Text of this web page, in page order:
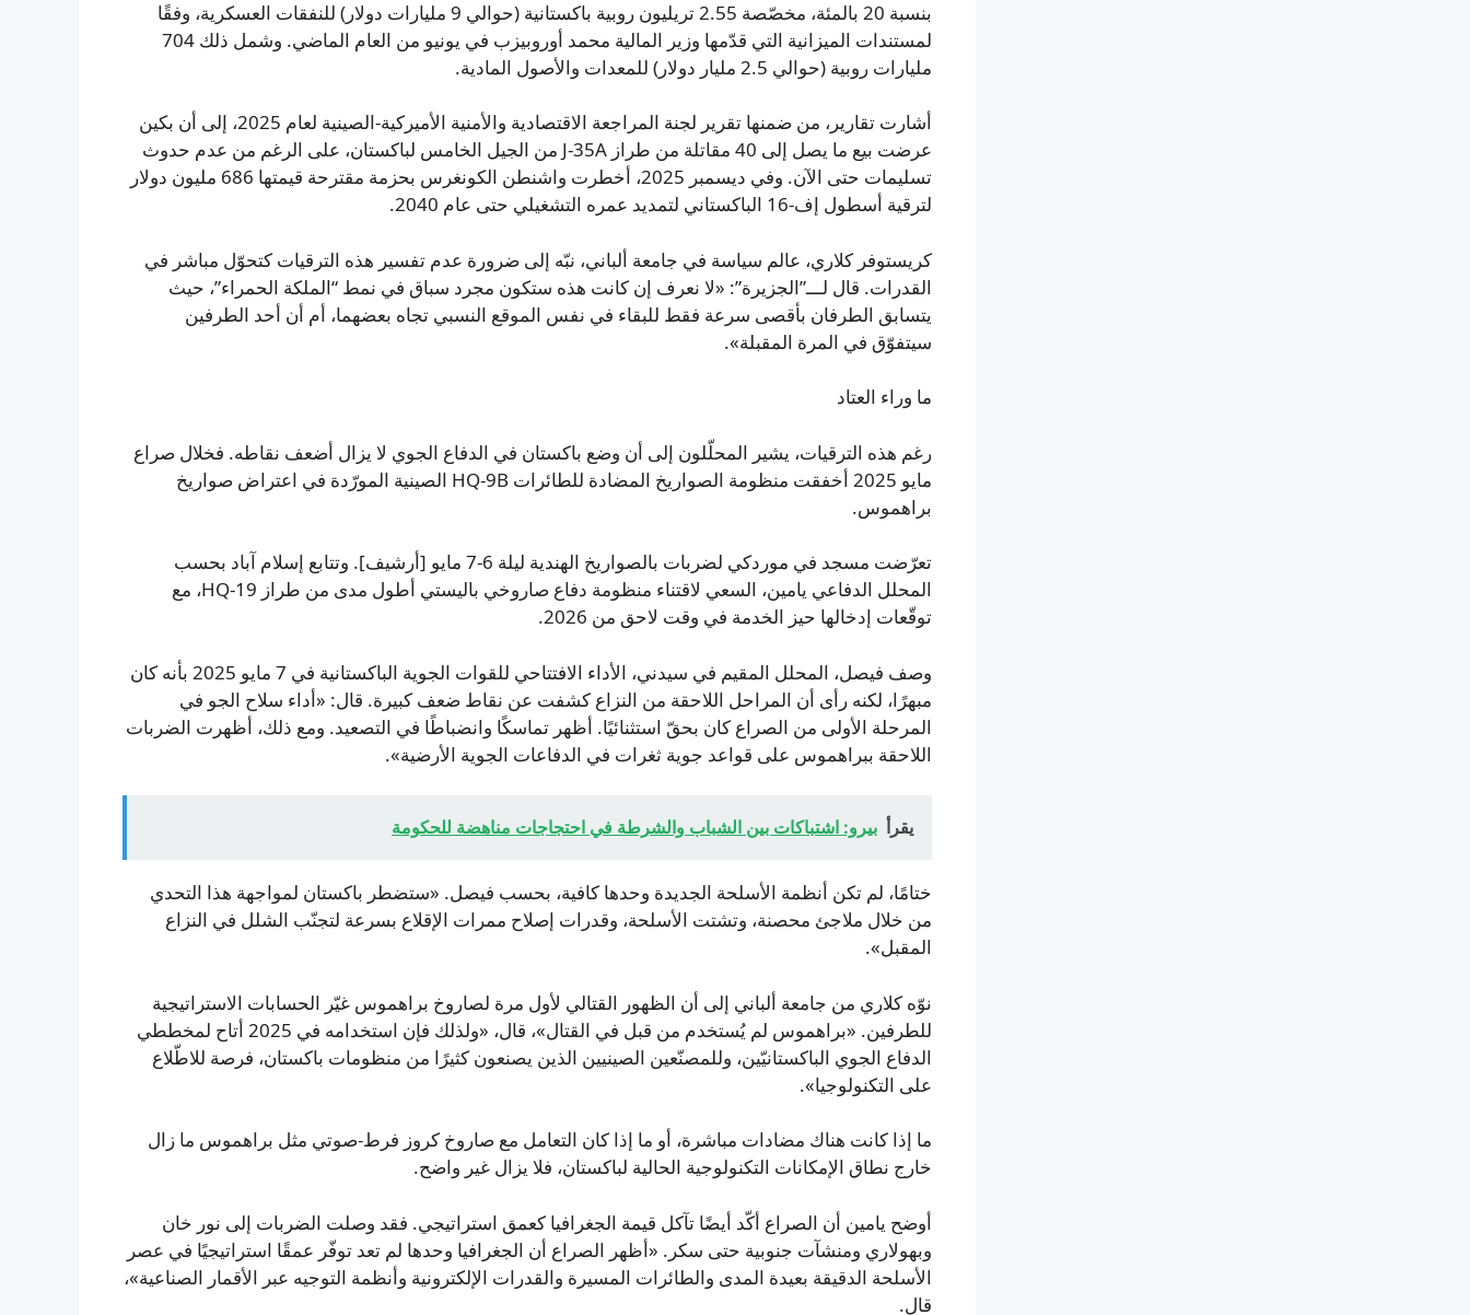
بنسبة 20 بالمئة، مخصّصة 2.55 تريليون روبية باكستانية (حوالي 9 مليارات دولار) للنفقات العسكرية، وفقًا
لمستندات الميزانية التي قدّمها وزير المالية محمد أوروبيزب في يونيو من العام الماضي. وشمل ذلك 704
مليارات روبية (حوالي 2.5 مليار دولار) للمعدات والأصول المادية.
أشارت تقارير، من ضمنها تقرير لجنة المراجعة الاقتصادية والأمنية الأميركية-الصينية لعام 2025، إلى أن بكين
عرضت بيع ما يصل إلى 40 مقاتلة من طراز J-35A من الجيل الخامس لباكستان، على الرغم من عدم حدوث
تسليمات حتى الآن. وفي ديسمبر 2025، أخطرت واشنطن الكونغرس بحزمة مقترحة قيمتها 686 مليون دولار
لترقية أسطول إف-16 الباكستاني لتمديد عمره التشغيلي حتى عام 2040.
كريستوفر كلاري، عالم سياسة في جامعة ألباني، نبّه إلى ضرورة عدم تفسير هذه الترقيات كتحوّل مباشر في
القدرات. قال لـــ”الجزيرة”: «لا نعرف إن كانت هذه ستكون مجرد سباق في نمط “الملكة الحمراء”، حيث
يتسابق الطرفان بأقصى سرعة فقط للبقاء في نفس الموقع النسبي تجاه بعضهما، أم أن أحد الطرفين
سيتفوّق في المرة المقبلة».
ما وراء العتاد
رغم هذه الترقيات، يشير المحلّلون إلى أن وضع باكستان في الدفاع الجوي لا يزال أضعف نقاطه. فخلال صراع
مايو 2025 أخفقت منظومة الصواريخ المضادة للطائرات HQ-9B الصينية المورّدة في اعتراض صواريخ
براهموس.
تعرّضت مسجد في موردكي لضربات بالصواريخ الهندية ليلة 6-7 مايو [أرشيف]. وتتابع إسلام آباد بحسب
المحلل الدفاعي يامين، السعي لاقتناء منظومة دفاع صاروخي باليستي أطول مدى من طراز HQ-19، مع
توقّعات إدخالها حيز الخدمة في وقت لاحق من 2026.
وصف فيصل، المحلل المقيم في سيدني، الأداء الافتتاحي للقوات الجوية الباكستانية في 7 مايو 2025 بأنه كان
مبهرًا، لكنه رأى أن المراحل اللاحقة من النزاع كشفت عن نقاط ضعف كبيرة. قال: «أداء سلاح الجو في
المرحلة الأولى من الصراع كان بحقّ استثنائيًا. أظهر تماسكًا وانضباطًا في التصعيد. ومع ذلك، أظهرت الضربات
اللاحقة ببراهموس على قواعد جوية ثغرات في الدفاعات الجوية الأرضية».
يقرأ بيرو: اشتباكات بين الشباب والشرطة في احتجاجات مناهضة للحكومة
ختامًا، لم تكن أنظمة الأسلحة الجديدة وحدها كافية، بحسب فيصل. «ستضطر باكستان لمواجهة هذا التحدي
من خلال ملاجئ محصنة، وتشتت الأسلحة، وقدرات إصلاح ممرات الإقلاع بسرعة لتجنّب الشلل في النزاع
المقبل».
نوّه كلاري من جامعة ألباني إلى أن الظهور القتالي لأول مرة لصاروخ براهموس غيّر الحسابات الاستراتيجية
للطرفين. «براهموس لم يُستخدم من قبل في القتال»، قال، «ولذلك فإن استخدامه في 2025 أتاح لمخططي
الدفاع الجوي الباكستانيّين، وللمصنّعين الصينيين الذين يصنعون كثيرًا من منظومات باكستان، فرصة للاطّلاع
على التكنولوجيا».
ما إذا كانت هناك مضادات مباشرة، أو ما إذا كان التعامل مع صاروخ كروز فرط-صوتي مثل براهموس ما زال
خارج نطاق الإمكانات التكنولوجية الحالية لباكستان، فلا يزال غير واضح.
أوضح يامين أن الصراع أكّد أيضًا تآكل قيمة الجغرافيا كعمق استراتيجي. فقد وصلت الضربات إلى نور خان
وبهولاري ومنشآت جنوبية حتى سكر. «أظهر الصراع أن الجغرافيا وحدها لم تعد توفّر عمقًا استراتيجيًا في عصر
الأسلحة الدقيقة بعيدة المدى والطائرات المسيرة والقدرات الإلكترونية وأنظمة التوجيه عبر الأقمار الصناعية»،
قال.